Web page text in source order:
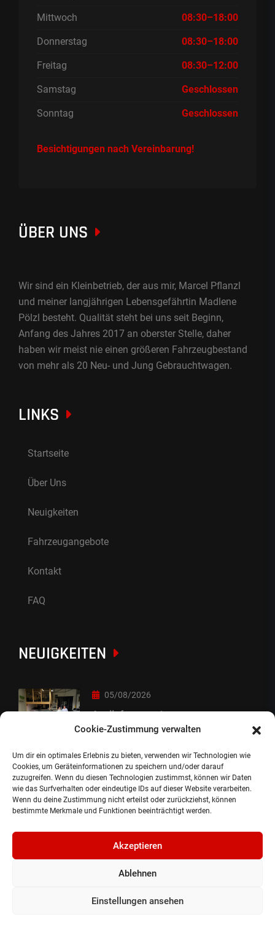
Cookie-Zustimmung verwalten
Um dir ein optimales Erlebnis zu bieten, verwenden wir Technologien wie
Cookies, um Geräteinformationen zu speichern und/oder darauf
zuzugreifen. Wenn du diesen Technologien zustimmst, können wir Daten
wie das Surfverhalten oder eindeutige IDs auf dieser Website verarbeiten.
Wenn du deine Zustimmung nicht erteilst oder zurückziehst, können
bestimmte Merkmale und Funktionen beeinträchtigt werden.
Akzeptieren
Ablehnen
Einstellungen ansehen
Mittwoch 08:30–18:00
Donnerstag 08:30–18:00
Freitag 08:30–12:00
Samstag Geschlossen
Sonntag Geschlossen
Besichtigungen nach Vereinbarung!
ÜBER UNS
Wir sind ein Kleinbetrieb, der aus mir, Marcel Pflanzl
und meiner langjährigen Lebensgefährtin Madlene
Pölzl besteht. Qualität steht bei uns seit Beginn,
Anfang des Jahres 2017 an oberster Stelle, daher
haben wir meist nie einen größeren Fahrzeugbestand
von mehr als 20 Neu- und Jung Gebrauchtwagen.
LINKS
Startseite
Über Uns
Neuigkeiten
Fahrzeugangebote
Kontakt
FAQ
NEUIGKEITEN
05/08/2026
Auslieferung :-)
05/08/2026
besondere Übergabe
©2024, Gepflanzt Jung- und SportwagenhandelsgmbH.